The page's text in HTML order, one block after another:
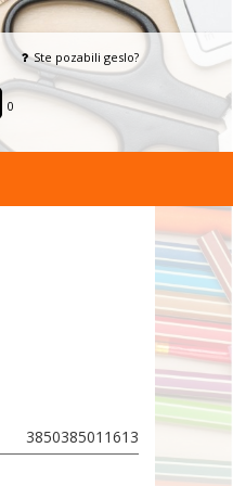
Ste pozabili geslo?
0
3850385011613